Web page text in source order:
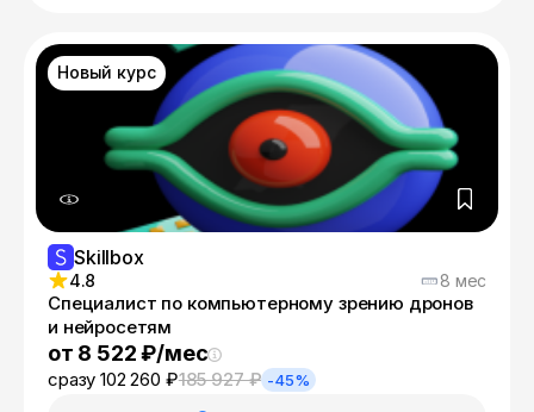
Новый курс
Skillbox
4.8 8 мес
Специалист по компьютерному зрению дронов
и нейросетям
от 8 522 ₽/мес
сразу 102 260 ₽185 927 ₽ -45%